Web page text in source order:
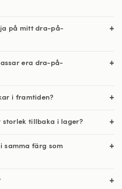
på mitt dra-på-
era dra-på-
i framtiden?
storlek tillbaka i lager?
samma färg som